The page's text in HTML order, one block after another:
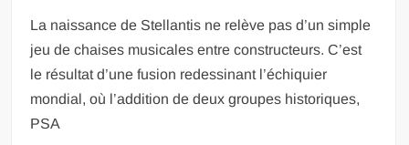
La naissance de Stellantis ne relève pas d’un simple
jeu de chaises musicales entre constructeurs. C’est
le résultat d’une fusion redessinant l’échiquier
mondial, où l’addition de deux groupes historiques,
PSA